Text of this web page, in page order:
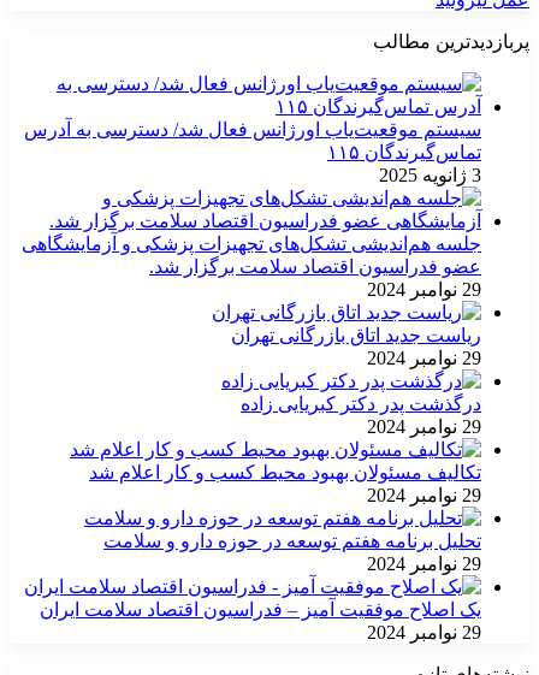
پربازدیدترین مطالب
سیستم موقعیت‌یاب اورژانس فعال شد/ دسترسی به آدرس
تماس‌گیرندگان ۱۱۵
3 ژانویه 2025
جلسه هم‌اندیشی تشکل‌های تجهیزات پزشکی و آزمایشگاهی
عضو فدراسیون اقتصاد سلامت برگزار شد.
29 نوامبر 2024
ریاست جدید اتاق بازرگانی تهران
29 نوامبر 2024
درگذشت پدر دکتر کبریایی زاده
29 نوامبر 2024
تکالیف مسئولان بهبود محیط کسب و کار اعلام شد
29 نوامبر 2024
تحلیل برنامه هفتم توسعه در حوزه دارو و سلامت
29 نوامبر 2024
یک اصلاح موفقیت آمیز – فدراسیون اقتصاد سلامت ایران
29 نوامبر 2024